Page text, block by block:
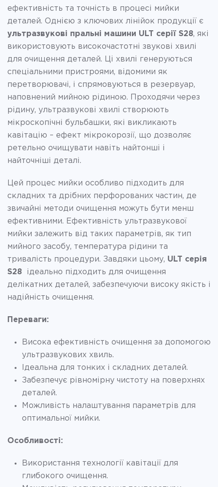
ефективність та точність в процесі мийки
деталей. Однією з ключових лінійок продукції є
ультразвукові пральні машини ULT серії S28, які
використовують високочастотні звукові хвилі
для очищення деталей. Ці хвилі генеруються
спеціальними пристроями, відомими як
перетворювачі, і спрямовуються в резервуар,
наповнений мийною рідиною. Проходячи через
рідину, ультразвукові хвилі створюють
мікроскопічні бульбашки, які викликають
кавітацію – ефект мікрокорозії, що дозволяє
ретельно очищувати навіть найтонші і
найточніші деталі.
Цей процес мийки особливо підходить для
складних та дрібних перфорованих частин, де
звичайні методи очищення можуть бути менш
ефективними. Ефективність ультразвукової
мийки залежить від таких параметрів, як тип
мийного засобу, температура рідини та
тривалість процедури. Завдяки цьому, ULT серія
S28
ідеально підходить для очищення
делікатних деталей, забезпечуючи високу якість і
надійність очищення.
Переваги:
Висока ефективність очищення за допомогою
ультразвукових хвиль.
Ідеальна для тонких і складних деталей.
Забезпечує рівномірну чистоту на поверхнях
деталей.
Можливість налаштування параметрів для
оптимальної мийки.
Особливості:
Використання технології кавітації для
глибокого очищення.